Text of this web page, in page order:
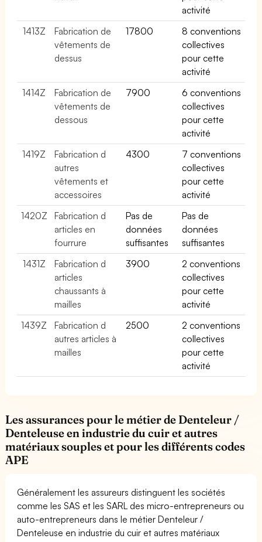
activité
1413Z
Fabrication de
vêtements de
dessus
17800
8 conventions
collectives
pour cette
activité
1414Z
Fabrication de
vêtements de
dessous
7900
6 conventions
collectives
pour cette
activité
1419Z
Fabrication d
autres
vêtements et
accessoires
4300
7 conventions
collectives
pour cette
activité
1420Z
Fabrication d
articles en
fourrure
Pas de
données
suffisantes
Pas de
données
suffisantes
1431Z
Fabrication d
articles
chaussants à
mailles
3900
2 conventions
collectives
pour cette
activité
1439Z
Fabrication d
autres articles à
mailles
2500
2 conventions
collectives
pour cette
activité
Les assurances pour le métier de Denteleur /
Denteleuse en industrie du cuir et autres
matériaux souples et pour les différents codes
APE
Généralement les assureurs distinguent les sociétés
comme les SAS et les SARL des micro-entrepreneurs ou
auto-entrepreneurs dans le métier Denteleur /
Denteleuse en industrie du cuir et autres matériaux